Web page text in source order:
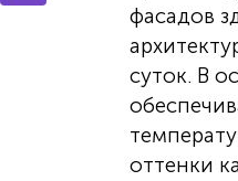
фасадов
суток. В
оттенки